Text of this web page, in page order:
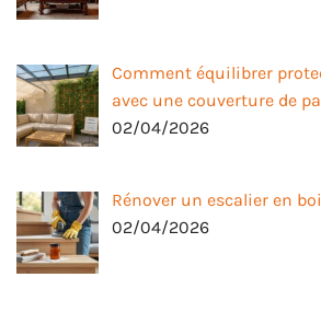
Comment équilibrer
avec une couverture de
02/04/2026
Rénover un escalier en
02/04/2026